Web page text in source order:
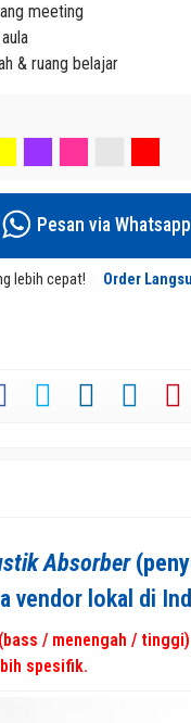
meeting
& ruang belajar
Pesan via Whatsapp
lebih cepat! Order
Absorber
vendor lokal di
/ menengah /
spesifik.
dan Bangunan Komersial